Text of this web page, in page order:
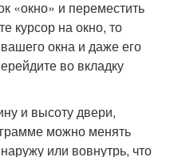
«окно» и переместить
курсор на окно, то
окна и даже его
во вкладку
и высоту двери,
можно менять
или вовнутрь, что